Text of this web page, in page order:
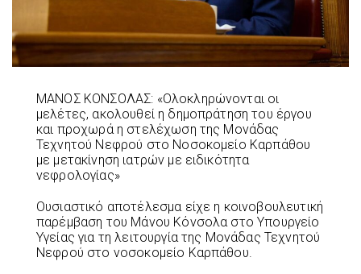
ΜΑΝΟΣ ΚΟΝΣΟΛΑΣ: «Ολοκληρώνονται οι
μελέτες, ακολουθεί η δημοπράτηση του έργου
και προχωρά η στελέχωση της Μονάδας
Τεχνητού Νεφρού στο Νοσοκομείο Καρπάθου
με μετακίνηση ιατρών με ειδικότητα
νεφρολογίας»
Ουσιαστικό αποτέλεσμα είχε η κοινοβουλευτική
παρέμβαση του Μάνου Κόνσολα στο Υπουργείο
Υγείας για τη λειτουργία της Μονάδας Τεχνητού
Νεφρού στο νοσοκομείο Καρπάθου.